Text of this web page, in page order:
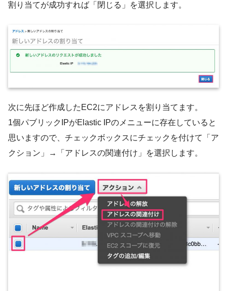
割り当てが成功すれば「閉じる」を選択します。
次に先ほど作成したEC2にアドレスを割り当てます。
1個パブリックIPがElastic IPのメニューに存在していると
思いますので、チェックボックスにチェックを付けて「ア
クション」→「アドレスの関連付け」を選択します。